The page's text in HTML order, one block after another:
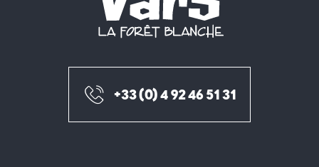
+33 (0) 4 92 46 51 31